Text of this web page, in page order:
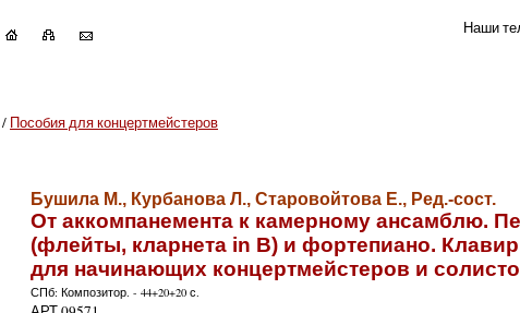
Наши
/ Пособия для концертмейстеров
Бушила М., Курбанова Л., Старовойтова Е., Ред.-сост.
От аккомпанемента к камерному ансамблю.
(флейты, кларнета in B) и фортепиано.
для начинающих концертмейстеров и
СПб: Композитор. - 44+20+20 с.